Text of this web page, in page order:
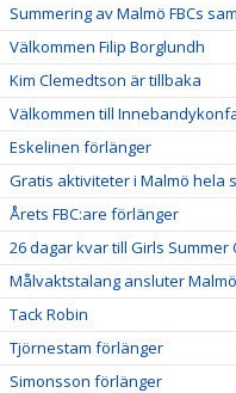
Summering av Malmö FBCs
Välkommen Filip Borglundh
Kim Clemedtson är tillbaka
Välkommen till
Eskelinen förlänger
Gratis aktiviteter i Malmö hela
Årets FBC:are förlänger
26 dagar kvar till Girls Summer
Målvaktstalang ansluter Malmö
Tack Robin
Tjörnestam förlänger
Simonsson förlänger